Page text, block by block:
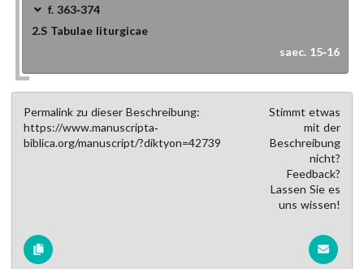
f. 363-374
2.S Tabulae liturgicae
saec. 15-16
Permalink zu dieser Beschreibung:
https://www.manuscripta-
biblica.org/manuscript/?diktyon=42739
Stimmt etwas
mit der
Beschreibung
nicht?
Feedback?
Lassen Sie es
uns wissen!